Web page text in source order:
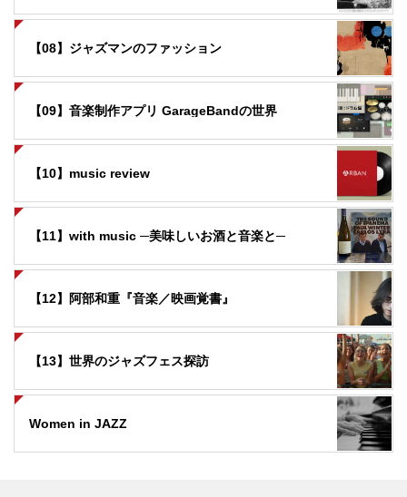
【08】ジャズマンのファッション
【09】音楽制作アプリ GarageBandの世界
【10】music review
【11】with music ─美味しいお酒と音楽と─
【12】阿部和重『音楽／映画覚書』
【13】世界のジャズフェス探訪
Women in JAZZ